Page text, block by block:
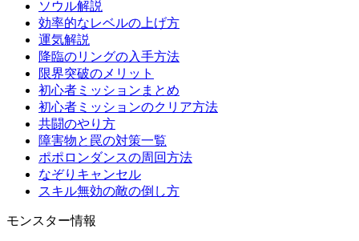
ソウル解説
効率的なレベルの上げ方
運気解説
降臨のリングの入手方法
限界突破のメリット
初心者ミッションまとめ
初心者ミッションのクリア方法
共闘のやり方
障害物と罠の対策一覧
ポポロンダンスの周回方法
なぞりキャンセル
スキル無効の敵の倒し方
モンスター情報